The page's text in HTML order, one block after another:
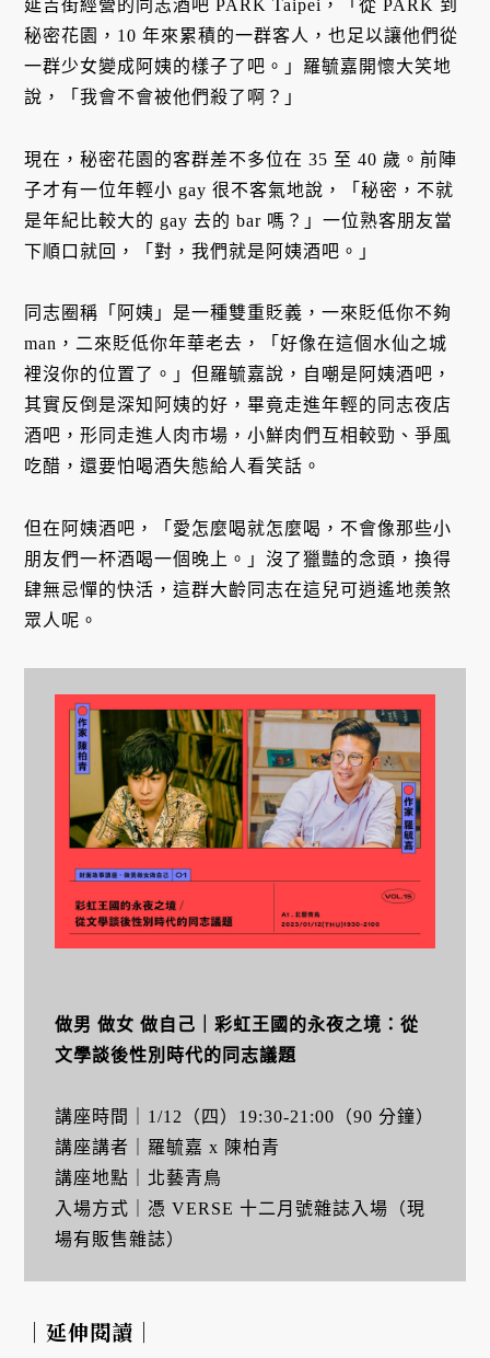
延吉街經營的同志酒吧 PARK Taipei，「從 PARK 到
秘密花園，10 年來累積的一群客人，也足以讓他們從
一群少女變成阿姨的樣子了吧。」羅毓嘉開懷大笑地
說，「我會不會被他們殺了啊？」
現在，秘密花園的客群差不多位在 35 至 40 歲。前陣
子才有一位年輕小 gay 很不客氣地說，「秘密，不就
是年紀比較大的 gay 去的 bar 嗎？」一位熟客朋友當
下順口就回，「對，我們就是阿姨酒吧。」
同志圈稱「阿姨」是一種雙重貶義，一來貶低你不夠
man，二來貶低你年華老去，「好像在這個水仙之城
裡沒你的位置了。」但羅毓嘉說，自嘲是阿姨酒吧，
其實反倒是深知阿姨的好，畢竟走進年輕的同志夜店
酒吧，形同走進人肉市場，小鮮肉們互相較勁、爭風
吃醋，還要怕喝酒失態給人看笑話。
但在阿姨酒吧，「愛怎麼喝就怎麼喝，不會像那些小
朋友們一杯酒喝一個晚上。」沒了獵豔的念頭，換得
肆無忌憚的快活，這群大齡同志在這兒可逍遙地羨煞
眾人呢。
做男 做女 做自己｜彩虹王國的永夜之境：從
文學談後性別時代的同志議題
講座時間｜1/12（四）19:30-21:00（90 分鐘）
講座講者｜羅毓嘉 x 陳柏青
講座地點｜北藝青鳥
入場方式｜憑 VERSE 十二月號雜誌入場（現
場有販售雜誌）
｜延伸閱讀｜